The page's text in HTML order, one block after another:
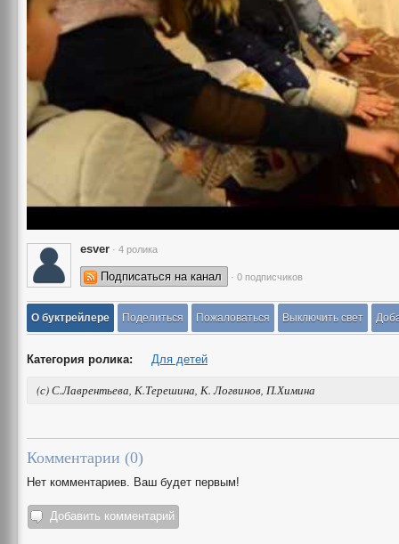
esver · 4 ролика
Подписаться на канал · 0 подписчиков
О буктрейлере Поделиться Пожаловаться Выключить свет
Категория ролика: Для детей
(с) С.Лаврентьева, К.Терешина, К. Логвинов, П.Химина
Комментарии (0)
Нет комментариев. Ваш будет первым!
Добавить комментарий